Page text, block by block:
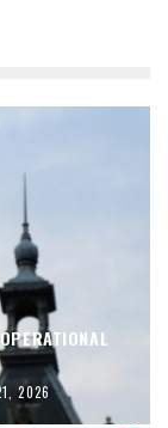
2026